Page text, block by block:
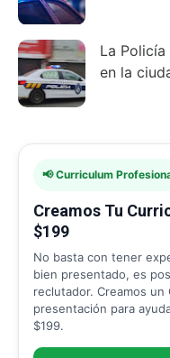
La
en la
📢 Curriculum
Creamos Tu
$199
No basta con tener
bien presentado, es
reclutador. Creamos
presentación para
$199.